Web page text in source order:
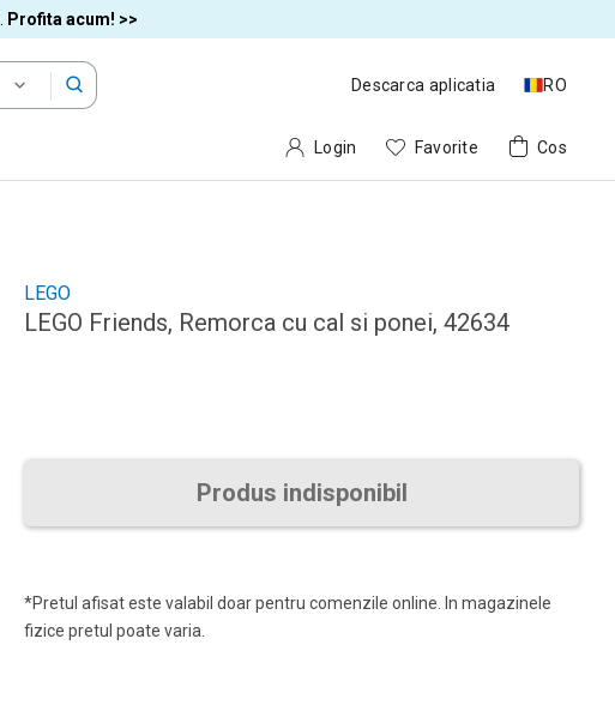
Profita acum! >>
Descarca aplicatia RO
Login Favorite Cos
LEGO
LEGO Friends, Remorca cu cal si ponei, 42634
Produs indisponibil
*Pretul afisat este valabil doar pentru comenzile online. In magazinele
fizice pretul poate varia.